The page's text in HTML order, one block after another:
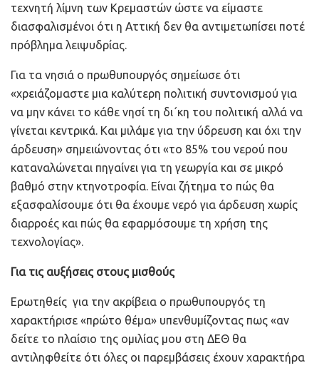
τεχνητή λίμνη των Κρεμαστών ώστε να είμαστε
διασφαλισμένοι ότι η Αττική δεν θα αντιμετωπίσει ποτέ
πρόβλημα λειψυδρίας.
Για τα νησιά ο πρωθυπουργός σημείωσε ότι
«χρειάζομαστε μια καλύτερη πολιτική συντονισμού για
να μην κάνει το κάθε νησί τη δι΄κη του πολιτική αλλά να
γίνεται κεντρικά. Και μιλάμε για την ύδρευση και όχι την
άρδευση» σημειώνοντας ότι «το 85% του νερού που
καταναλώνεται πηγαίνει για τη γεωργία και σε μικρό
βαθμό στην κτηνοτροφία. Είναι ζήτημα το πώς θα
εξασφαλίσουμε ότι θα έχουμε νερό για άρδευση χωρίς
διαρροές και πώς θα εφαρμόσουμε τη χρήση της
τεχνολογίας».
Για τις αυξήσεις στους μισθούς
Ερωτηθείς για την ακρίβεια ο πρωθυπουργός τη
χαρακτήρισε «πρώτο θέμα» υπενθυμίζοντας πως «αν
δείτε το πλαίσιο της ομιλίας μου στη ΔΕΘ θα
αντιληφθείτε ότι όλες οι παρεμβάσεις έχουν χαρακτήρα